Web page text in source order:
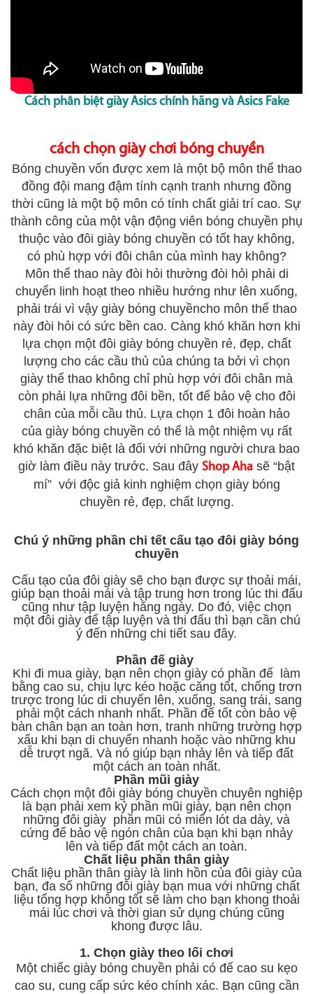
Cách phân biệt giày Asics chính hãng và Asics Fake
cách chọn giày chơi bóng chuyền
Bóng chuyền vốn được xem là một bộ môn thể thao
đồng đội mang đậm tính cạnh tranh nhưng đồng
thời cũng là một bộ môn có tính chất giải trí cao. Sự
thành công của một vận động viên bóng chuyền phụ
thuộc vào đôi giày bóng chuyền có tốt hay không,
có phù hợp với đôi chân của mình hay không?
Môn thể thao này đòi hỏi thường đòi hỏi phải di
chuyển linh hoạt theo nhiều hướng như lên xuống,
phải trái vì vậy giày bóng chuyềncho môn thể thao
này đòi hỏi có sức bền cao. Càng khó khăn hơn khi
lựa chọn một đôi giày bóng chuyền rẻ, đẹp, chất
lượng cho các cầu thủ của chúng ta bởi vì chọn
giày thể thao không chỉ phù hợp với đôi chân mà
còn phải lựa những đôi bền, tốt để bảo vệ cho đôi
chân của mỗi cầu thủ. Lựa chọn 1 đôi hoàn hảo
của giày bóng chuyền có thể là một nhiệm vụ rất
khó khăn đặc biệt là đối với những người chưa bao
giờ làm điều này trước. Sau đây Shop Aha sẽ “bật
mí” với độc giả kinh nghiệm chọn giày bóng
chuyền rẻ, đẹp, chất lượng.
Chú ý những phần chi tết cấu tạo đôi giày bóng
chuyền
Cấu tạo của đôi giày sẽ cho bạn được sự thoải mái,
giúp bạn thoải mái và tập trung hơn trong lúc thi đấu
cũng như tập luyện hằng ngày. Do đó, việc chọn
một đôi giày để tập luyện và thi đấu thì bạn cần chú
ý đến những chi tiết sau đây.
Phần đế giày
Khi đi mua giày, bạn nên chọn giày có phần đế làm
bằng cao su, chịu lực kéo hoặc căng tốt, chống trơn
trược trong lúc di chuyển lên, xuống, sang trái, sang
phải một cách nhanh nhất. Phần đế tốt còn bảo vệ
bàn chân bạn an toàn hơn, tranh những trường hợp
xấu khi bạn di chuyển nhanh hoặc vào những khu
dễ trượt ngã. Và nó giúp bạn nhảy lên và tiếp đất
một cách an toàn nhất.
Phần mũi giày
Cách chọn một đôi giày bóng chuyền chuyên nghiệp
là bạn phải xem kỷ phần mũi giày, bạn nên chọn
những đôi giày phần mũi có miến lót da dày, và
cứng để bảo vệ ngón chân của bạn khi bạn nhảy
lên và tiếp đất một cách an toàn.
Chất liệu phần thân giày
Chất liệu phần thân giày là linh hồn của đôi giày của
bạn, đa số những đôi giày bạn mua với những chất
liệu tổng hợp không tốt sẽ làm cho bạn khong thoải
mái lúc chơi và thời gian sử dụng chúng cũng
khong được lâu.
1. Chọn giày theo lối chơi
Một chiếc giày bóng chuyền phải có đế cao su kẹo
cao su, cung cấp sức kéo chính xác. Bạn cũng cần